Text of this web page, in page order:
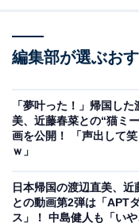
編集部が選ぶお
「夢叶った！」帰国した
美、近藤春菜との“猫ミ
画を公開！ 「声出して
ｗ」
日本帰国の渡辺直美、近
との動画第2弾は「APT
ス」！ 中島健人も「い